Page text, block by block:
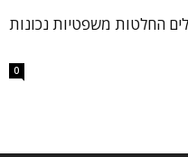
החלטות משפטיות נכונות
0